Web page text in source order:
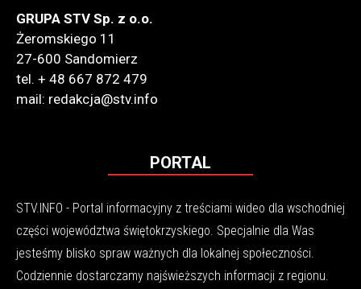
GRUPA STV Sp. z o.o.
Żeromskiego 11
27-600 Sandomierz
tel. + 48 667 872 479
mail: redakcja@stv.info
PORTAL
STV.INFO - Portal informacyjny z treściami wideo dla wschodniej
części województwa świętokrzyskiego. Specjalnie dla Was
jesteśmy blisko spraw ważnych dla lokalnej społeczności.
Codziennie dostarczamy najświeższych informacji z regionu.